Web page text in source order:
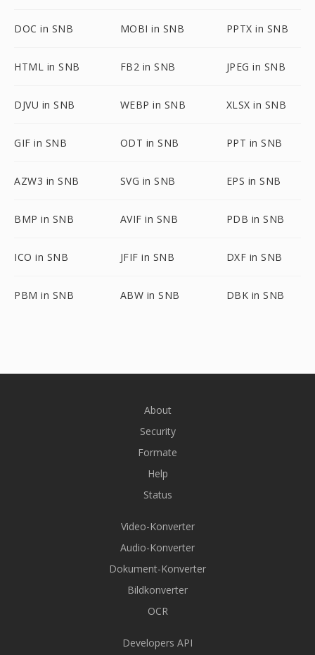
DOC in SNB MOBI in SNB PPTX in SNB
HTML in SNB FB2 in SNB JPEG in SNB
DJVU in SNB WEBP in SNB XLSX in SNB
GIF in SNB ODT in SNB PPT in SNB
AZW3 in SNB SVG in SNB EPS in SNB
BMP in SNB AVIF in SNB PDB in SNB
ICO in SNB JFIF in SNB DXF in SNB
PBM in SNB ABW in SNB DBK in SNB
About
Security
Formate
Help
Status
Video-Konverter
Audio-Konverter
Dokument-Konverter
Bildkonverter
OCR
Developers API